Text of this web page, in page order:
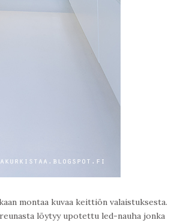
montaa kuvaa keittiön valaistuksesta.
löytyy upotettu led-nauha jonka